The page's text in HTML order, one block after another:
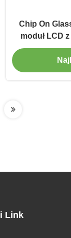
Chip On
moduł LCD
Link